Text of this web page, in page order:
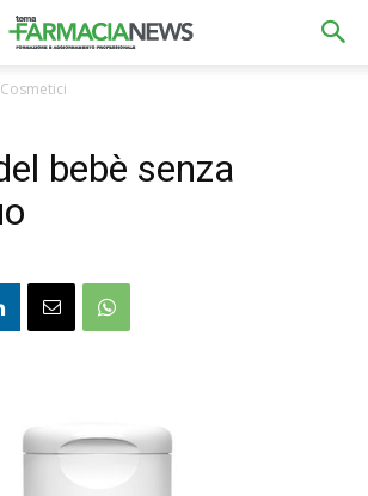
Cosmetici
bebè senza